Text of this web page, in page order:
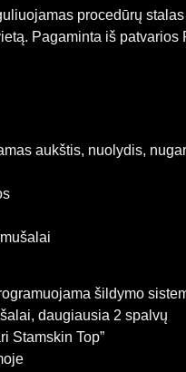
procedūrų
Pagaminta iš
aukštis, nuolydis,
šildymo
daugiausia 2 spalvų
Stamskin Top”